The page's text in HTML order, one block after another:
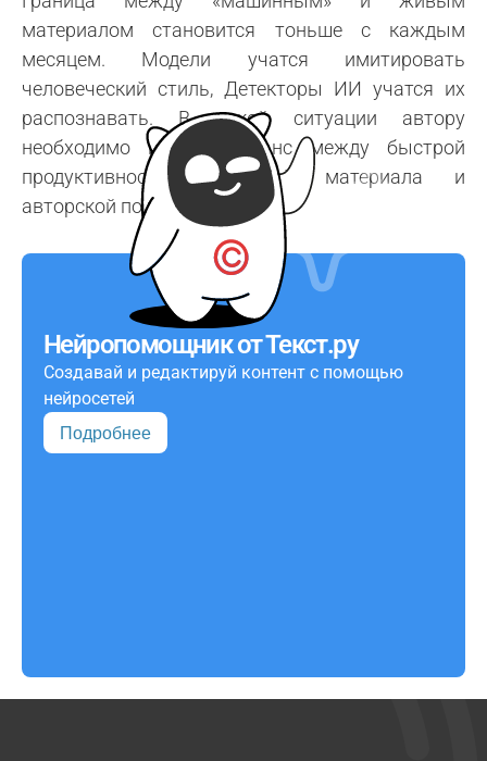
материалом становится тоньше с каждым
месяцем. Модели учатся имитировать
человеческий стиль, Детекторы ИИ учатся их
распознавать. В такой ситуации автору
необходимо искать баланс между быстрой
продуктивностью, пользой материала и
авторской подачей.
Нейропомощник от Текст.ру
Создавай и редактируй контент с помощью
нейросетей
Подробнее